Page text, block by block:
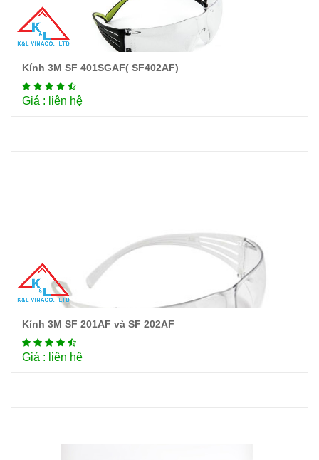
Chi tiết
Kính 3M SF 401SGAF( SF402AF)
Giá : liên hệ
Chi tiết
Kính 3M SF 201AF và SF 202AF
Giá : liên hệ